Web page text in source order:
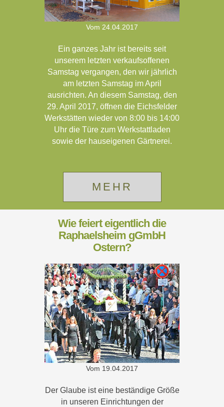
Vom 24.04.2017
Ein ganzes Jahr ist bereits seit
unserem letzten verkaufsoffenen
Samstag vergangen, den wir jährlich
am letzten Samstag im April
ausrichten. An diesem Samstag, den
29. April 2017, öffnen die Eichsfelder
Werkstätten wieder von 8:00 bis 14:00
Uhr die Türe zum Werkstattladen
sowie der hauseigenen Gärtnerei.
MEHR
Wie feiert eigentlich die
Raphaelsheim gGmbH
Ostern?
Vom 19.04.2017
Der Glaube ist eine beständige Größe
in unseren Einrichtungen der